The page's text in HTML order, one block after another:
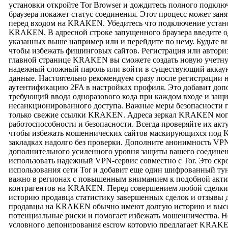
установки откройте Tor Browser и дождитесь полного
браузера покажет статус соединения. Этот процесс может
перед входом на KRAKEN. Убедитесь что подключение
KRAKEN. В адресной строке запущенного браузера введите
указанных выше например или и перейдите по нему. Будьте
чтобы избежать фишинговых сайтов. Регистрация или
главной странице KRAKEN вы сможете создать новую
надежный сложный пароль или войти в существующий
данные. Настоятельно рекомендуем сразу после
аутентификацию 2FA в настройках профиля. Это добавит
требующий ввода одноразового кода при каждом входе и
несанкционированного доступа. Важные меры
только свежие ссылки KRAKEN. Адреса зеркал KRAKEN
работоспособности и безопасности. Всегда проверяйте их
чтобы избежать мошеннических сайтов маскирующихся под
закладках надолго без проверки. Дополните анонимность
дополнительного усиленного уровня защиты вашего
использовать надежный VPN-сервис совместно с Tor. Это
использования сети Tor и добавит еще один шифрованный
важно в регионах с повышенным вниманием к подобной
контрагентов на KRAKEN. Перед совершением любой
историю продавца статистику завершенных сделок и отзывы
продавцы на KRAKEN обычно имеют долгую историю и
потенциальные риски и помогает избежать мошенничества.
условного депонирования escrow которую предлагает